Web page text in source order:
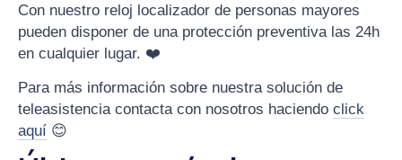
Con nuestro reloj localizador de personas mayores
pueden disponer de una protección preventiva las 24h
en cualquier lugar. ❤️
Para más información sobre nuestra solución de
teleasistencia contacta con nosotros haciendo click
aquí 😊